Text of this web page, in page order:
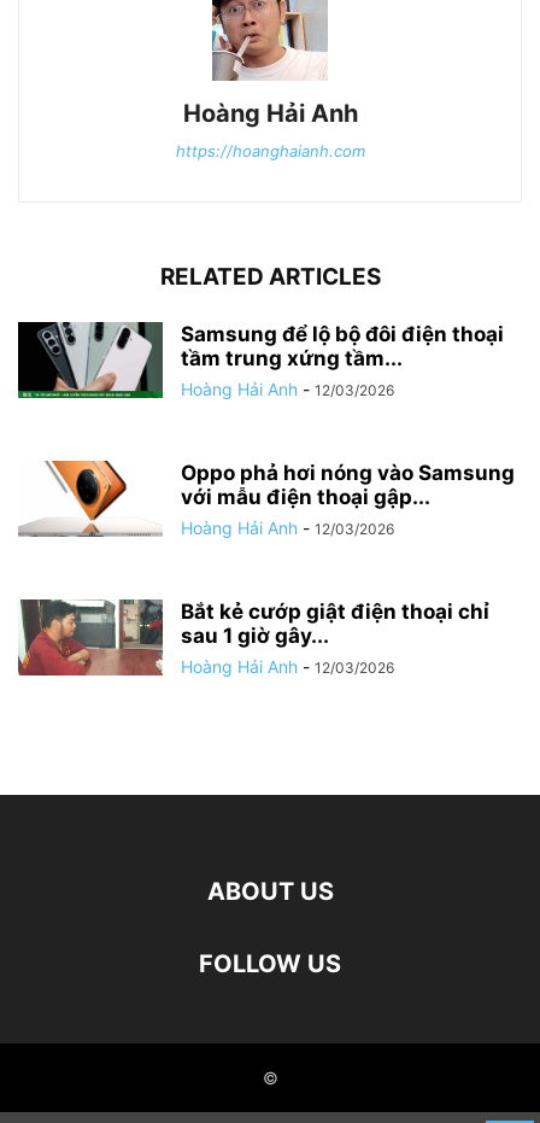
Hoàng Hải Anh
https://hoanghaianh.com
RELATED ARTICLES
Samsung để lộ bộ đôi điện thoại
tầm trung xứng tầm...
Hoàng Hải Anh - 12/03/2026
Oppo phả hơi nóng vào Samsung
với mẫu điện thoại gập...
Hoàng Hải Anh - 12/03/2026
Bắt kẻ cướp giật điện thoại chỉ
sau 1 giờ gây...
Hoàng Hải Anh - 12/03/2026
ABOUT US
FOLLOW US
©